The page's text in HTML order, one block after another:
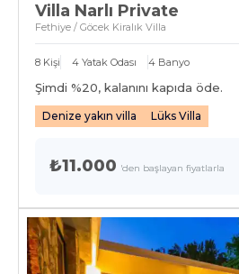
Villa Narlı Private
Fethiye / Göcek Kiralık Villa
8 Kişi 4 Yatak Odası 4 Banyo
Şimdi %20, kalanını kapıda öde.
Denize yakın villa Lüks Villa
₺11.000 'den başlayan fiyatlarla